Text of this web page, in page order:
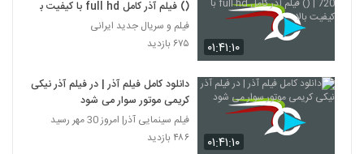
۰۱:۴۱:۱۰
() فیلم آذر کامل full hd با کیفیت بالا
فیلم و سریال جدید ایرانی
۶۷۵ بازدید
۰۱:۴۱:۱۰
دانلود کامل فیلم آذر | در فیلم آذر نیکی
کریمی موتور سوار می شود
فیلم سینمایی آذر| امروز 30 مهر رسید
۴۸۶ بازدید